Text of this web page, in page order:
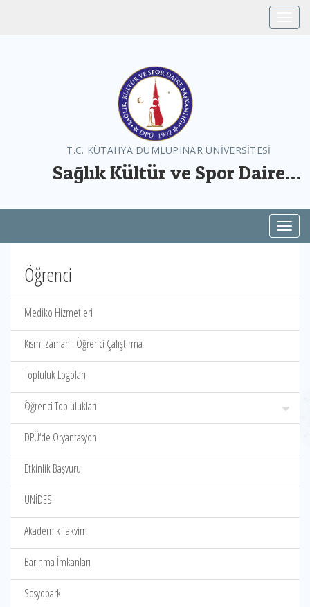
T.C. KÜTAHYA DUMLUPINAR ÜNİVERSİTESİ
Sağlık Kültür ve Spor Daire
Öğrenci
Mediko Hizmetleri
Kısmi Zamanlı Öğrenci Çalıştırma
Topluluk Logoları
Öğrenci Toplulukları
DPÜ‘de Oryantasyon
Etkinlik Başvuru
ÜNİDES
Akademik Takvim
Barınma İmkanları
Sosyopark